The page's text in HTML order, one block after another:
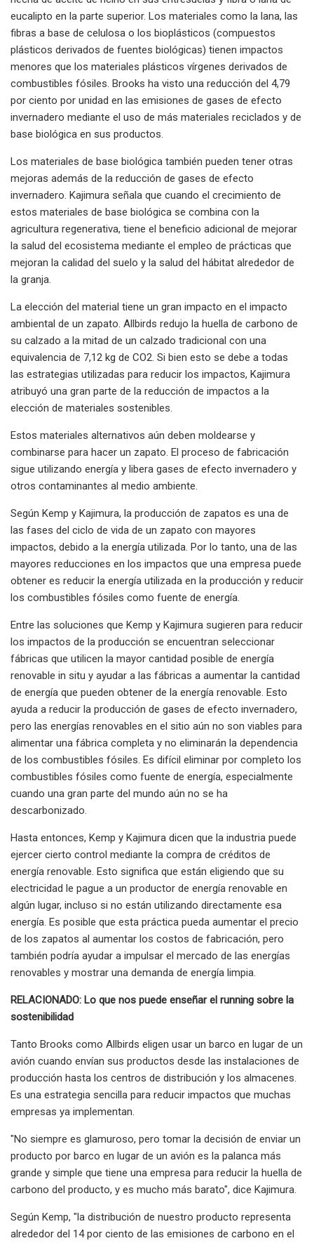
eucalipto en la parte superior. Los materiales como la lana, las
fibras a base de celulosa o los bioplásticos (compuestos
plásticos derivados de fuentes biológicas) tienen impactos
menores que los materiales plásticos vírgenes derivados de
combustibles fósiles. Brooks ha visto una reducción del 4,79
por ciento por unidad en las emisiones de gases de efecto
invernadero mediante el uso de más materiales reciclados y de
base biológica en sus productos.
Los materiales de base biológica también pueden tener otras
mejoras además de la reducción de gases de efecto
invernadero. Kajimura señala que cuando el crecimiento de
estos materiales de base biológica se combina con la
agricultura regenerativa, tiene el beneficio adicional de mejorar
la salud del ecosistema mediante el empleo de prácticas que
mejoran la calidad del suelo y la salud del hábitat alrededor de
la granja.
La elección del material tiene un gran impacto en el impacto
ambiental de un zapato. Allbirds redujo la huella de carbono de
su calzado a la mitad de un calzado tradicional con una
equivalencia de 7,12 kg de CO2. Si bien esto se debe a todas
las estrategias utilizadas para reducir los impactos, Kajimura
atribuyó una gran parte de la reducción de impactos a la
elección de materiales sostenibles.
Estos materiales alternativos aún deben moldearse y
combinarse para hacer un zapato. El proceso de fabricación
sigue utilizando energía y libera gases de efecto invernadero y
otros contaminantes al medio ambiente.
Según Kemp y Kajimura, la producción de zapatos es una de
las fases del ciclo de vida de un zapato con mayores
impactos, debido a la energía utilizada. Por lo tanto, una de las
mayores reducciones en los impactos que una empresa puede
obtener es reducir la energía utilizada en la producción y reducir
los combustibles fósiles como fuente de energía.
Entre las soluciones que Kemp y Kajimura sugieren para reducir
los impactos de la producción se encuentran seleccionar
fábricas que utilicen la mayor cantidad posible de energía
renovable in situ y ayudar a las fábricas a aumentar la cantidad
de energía que pueden obtener de la energía renovable. Esto
ayuda a reducir la producción de gases de efecto invernadero,
pero las energías renovables en el sitio aún no son viables para
alimentar una fábrica completa y no eliminarán la dependencia
de los combustibles fósiles. Es difícil eliminar por completo los
combustibles fósiles como fuente de energía, especialmente
cuando una gran parte del mundo aún no se ha
descarbonizado.
Hasta entonces, Kemp y Kajimura dicen que la industria puede
ejercer cierto control mediante la compra de créditos de
energía renovable. Esto significa que están eligiendo que su
electricidad le pague a un productor de energía renovable en
algún lugar, incluso si no están utilizando directamente esa
energía. Es posible que esta práctica pueda aumentar el precio
de los zapatos al aumentar los costos de fabricación, pero
también podría ayudar a impulsar el mercado de las energías
renovables y mostrar una demanda de energía limpia.
RELACIONADO: Lo que nos puede enseñar el running sobre la
sostenibilidad
Tanto Brooks como Allbirds eligen usar un barco en lugar de un
avión cuando envían sus productos desde las instalaciones de
producción hasta los centros de distribución y los almacenes.
Es una estrategia sencilla para reducir impactos que muchas
empresas ya implementan.
"No siempre es glamuroso, pero tomar la decisión de enviar un
producto por barco en lugar de un avión es la palanca más
grande y simple que tiene una empresa para reducir la huella de
carbono del producto, y es mucho más barato", dice Kajimura.
Según Kemp, "la distribución de nuestro producto representa
alrededor del 14 por ciento de las emisiones de carbono en el